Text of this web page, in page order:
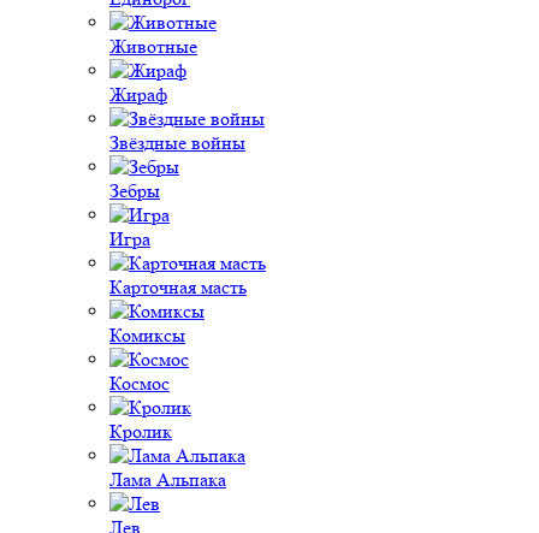
Животные
Жираф
Звёздные войны
Зебры
Игра
Карточная масть
Комиксы
Космос
Кролик
Лама Альпака
Лев